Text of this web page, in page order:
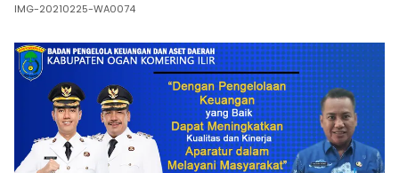
IMG-20210225-WA0074